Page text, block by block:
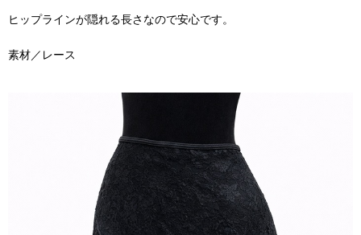
ヒップラインが隠れる長さなので安心です。
素材／レース